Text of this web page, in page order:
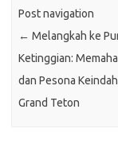
Post navigation
← Melangkah ke
Ketinggian:
dan Pesona
Grand Teton